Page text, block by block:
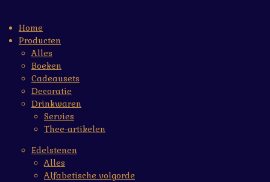
Home
Producten
Alles
Boeken
Cadeausets
Decoratie
Drinkwaren
Servies
Thee-artikelen
Edelstenen
Alles
Alfabetische volgorde